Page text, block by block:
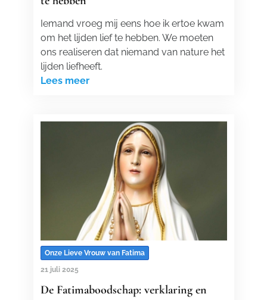
Iemand vroeg mij eens hoe ik ertoe kwam
om het lijden lief te hebben. We moeten
ons realiseren dat niemand van nature het
lijden liefheeft.
Lees meer
Onze Lieve Vrouw van Fatima
21 juli 2025
De Fatimaboodschap: verklaring en